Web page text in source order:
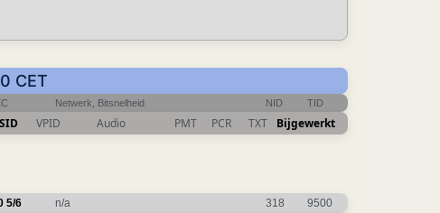
CET
Netwerk, Bitsnelheid NID TID
SID VPID Audio PMT PCR TXT Bijgewerkt
5/6 n/a 318 9500